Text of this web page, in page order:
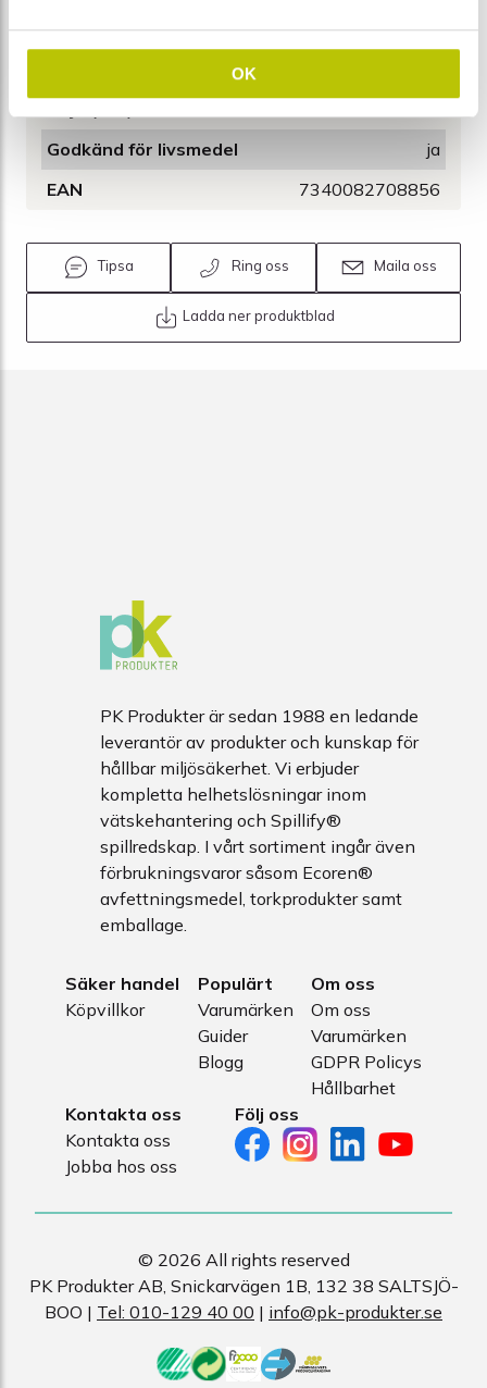
OK
Material
Polypropen (PP)
Godkänd för livsmedel
ja
EAN
7340082708856
Tipsa Ring oss Maila oss
Ladda ner produktblad
PK Produkter är sedan 1988 en ledande
leverantör av produkter och kunskap för
hållbar miljösäkerhet. Vi erbjuder
kompletta helhetslösningar inom
vätskehantering och Spillify®
spillredskap. I vårt sortiment ingår även
förbrukningsvaror såsom Ecoren®
avfettningsmedel, torkprodukter samt
emballage.
Säker handel
Köpvillkor
Populärt
Varumärken
Guider
Blogg
Om oss
Om oss
Varumärken
GDPR Policys
Hållbarhet
Kontakta oss
Kontakta oss
Jobba hos oss
Följ oss
© 2026 All rights reserved
PK Produkter AB, Snickarvägen 1B, 132 38 SALTSJÖ-
BOO | Tel: 010-129 40 00 | info@pk-produkter.se